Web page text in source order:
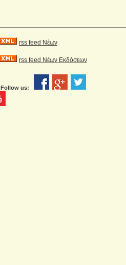
rss feed Νέων
rss feed Νέων Εκδόσεων
Follow us: